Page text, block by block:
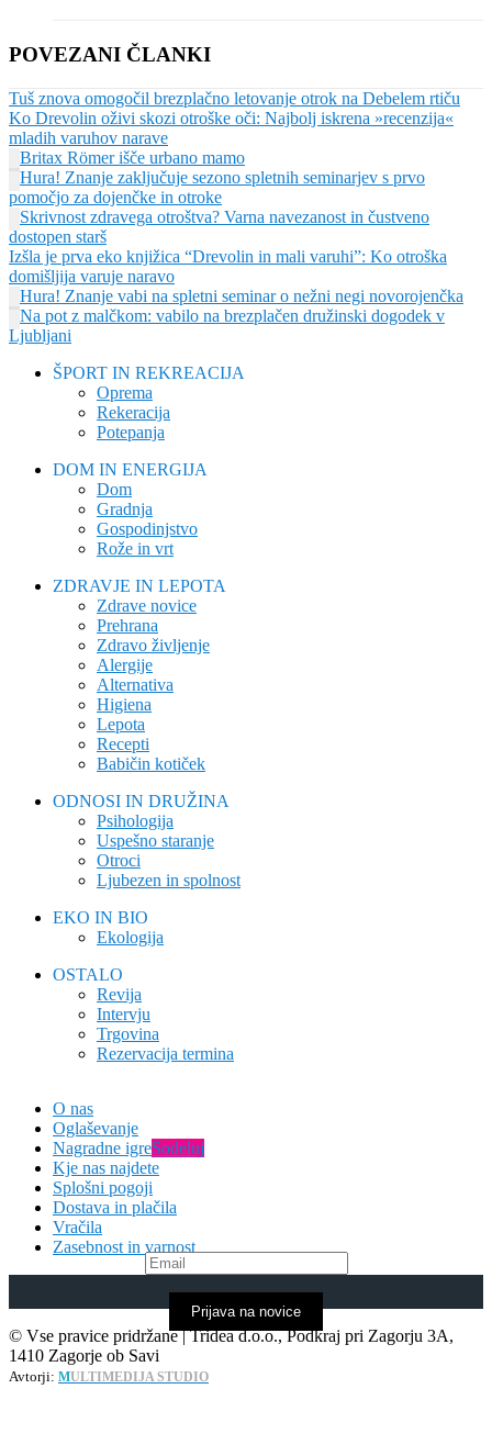
POVEZANI ČLANKI
Tuš znova omogočil brezplačno letovanje otrok na Debelem rtiču
Ko Drevolin oživi skozi otroške oči: Najbolj iskrena »recenzija«
mladih varuhov narave
Britax Römer išče urbano mamo
Hura! Znanje zaključuje sezono spletnih seminarjev s prvo
pomočjo za dojenčke in otroke
Skrivnost zdravega otroštva? Varna navezanost in čustveno
dostopen starš
Izšla je prva eko knjižica “Drevolin in mali varuhi”: Ko otroška
domišljija varuje naravo
Hura! Znanje vabi na spletni seminar o nežni negi novorojenčka
Na pot z malčkom: vabilo na brezplačen družinski dogodek v
Ljubljani
ŠPORT IN REKREACIJA
Oprema
Rekeracija
Potepanja
DOM IN ENERGIJA
Dom
Gradnja
Gospodinjstvo
Rože in vrt
ZDRAVJE IN LEPOTA
Zdrave novice
Prehrana
Zdravo življenje
Alergije
Alternativa
Higiena
Lepota
Recepti
Babičin kotiček
ODNOSI IN DRUŽINA
Psihologija
Uspešno staranje
Otroci
Ljubezen in spolnost
EKO IN BIO
Ekologija
OSTALO
Revija
Intervju
Trgovina
Rezervacija termina
O nas
Oglaševanje
Nagradne igreSodeluj
Kje nas najdete
Splošni pogoji
Dostava in plačila
Vračila
Zasebnost in varnost
Prijava na novice
© Vse pravice pridržane | Tridea d.o.o., Podkraj pri Zagorju 3A,
1410 Zagorje ob Savi
Avtorji: MULTIMEDIJA STUDIO